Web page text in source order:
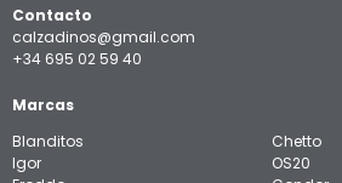
Contacto
calzadinos@gmail.com
+34 695 02 59 40
Marcas
Blanditos
Igor
Chetto
OS20